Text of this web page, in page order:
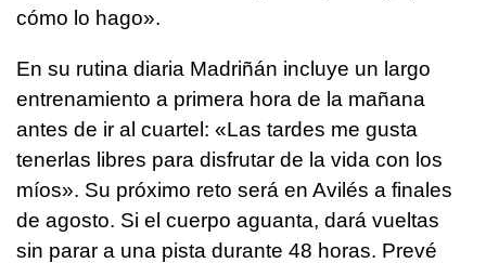
cómo lo hago».
En su rutina diaria Madriñán incluye un largo
entrenamiento a primera hora de la mañana
antes de ir al cuartel: «Las tardes me gusta
tenerlas libres para disfrutar de la vida con los
míos». Su próximo reto será en Avilés a finales
de agosto. Si el cuerpo aguanta, dará vueltas
sin parar a una pista durante 48 horas. Prevé